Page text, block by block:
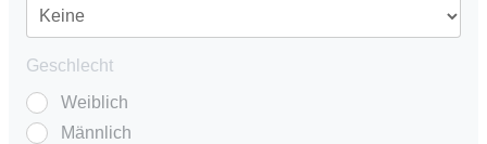
Geschlecht
Weiblich
Männlich